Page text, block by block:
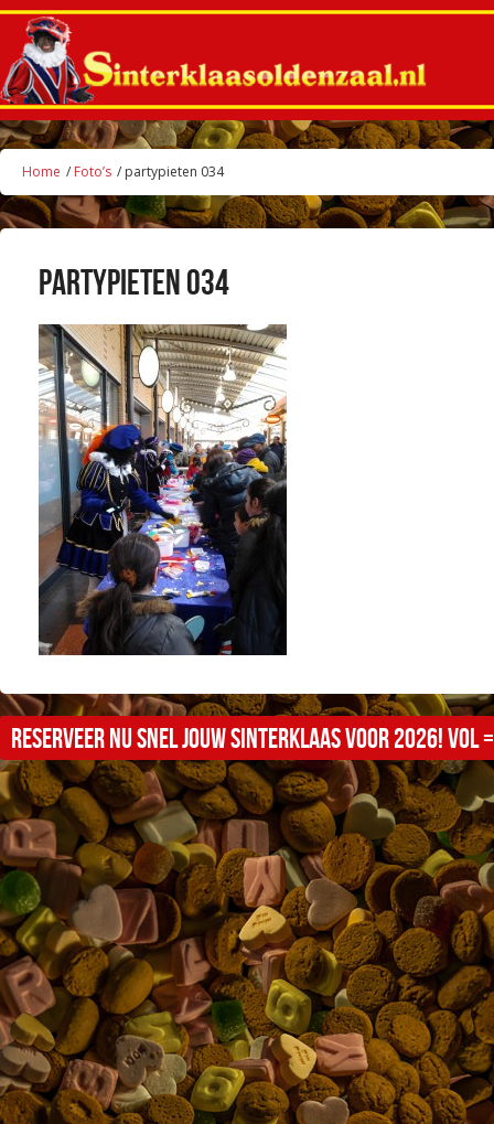
Home / Foto’s / partypieten 034
partypieten 034
Reserveer nu snel jouw sinterklaas voor 2026! Vol